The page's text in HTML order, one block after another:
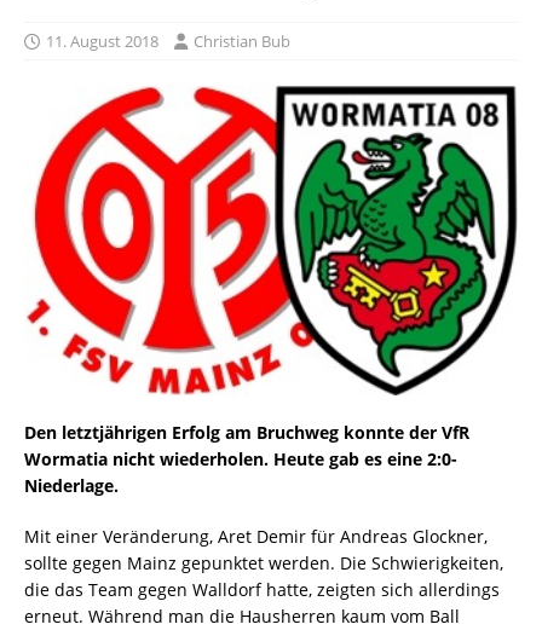
11. August 2018 Christian Bub
Den letztjährigen Erfolg am Bruchweg konnte der VfR
Wormatia nicht wiederholen. Heute gab es eine 2:0-
Niederlage.
Mit einer Veränderung, Aret Demir für Andreas Glockner,
sollte gegen Mainz gepunktet werden. Die Schwierigkeiten,
die das Team gegen Walldorf hatte, zeigten sich allerdings
erneut. Während man die Hausherren kaum vom Ball